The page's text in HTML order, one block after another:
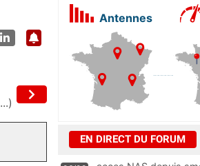
Antennes
EN DIRECT DU FORUM